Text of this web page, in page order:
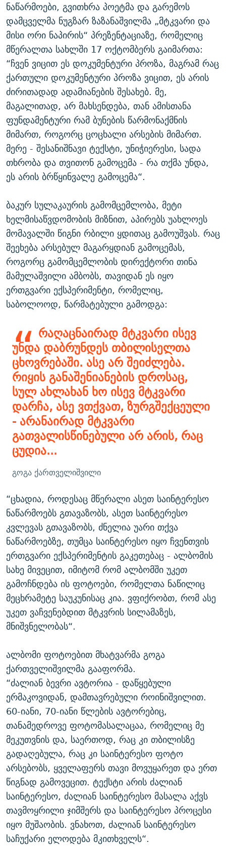
ნაწარმოები, გვითხრა პოეტმა და გარემოს
დამცველმა ნუგზარ ზაზანაშვილმა „მტკვარი და
მისი ორი ნაპირის“ პრეზენტაციაზე, რომელიც
მწერალთა სახლში 17 ოქტომბერს გაიმართა:
“ჩვენ ვიცით ეს დოკუმენტური პროზა, მაგრამ რაც
ქართული დოკუმენტური პროზა ვიცით, ეს არის
ძირითადად ადამიანების შესახებ. მე,
მაგალითად, არ მახსენდება, თან ამისთანა
ფუნდამენტური რამ ბუნების წარმონაქმნის
მიმართ, როგორც ცოცხალი არსების მიმართ.
მერე - შესანიშნავი ტექსტი, უნიჭიერესი, სადა
თხრობა და თვითონ გამოცემა - რა თქმა უნდა,
ეს არის ბრწყინვალე გამოცემა“.
ბაკურ სულაკაურის გამომცემლობა, მეტი
ხელმისაწვდომობის მიზნით, აპირებს უახლოეს
მომავალში წიგნი რბილი ყდითაც გამოუშვას. რაც
შეეხება არსებულ მაგარყდიან გამოცემას,
როგორც გამომცემლობის დირექტორი თინა
მამულაშვილი ამბობს, თავიდან ეს იყო
ერთგვარი ექსპერიმენტი, რომელიც,
საბოლოოდ, წარმატებული გამოდგა:
რაღაცნაირად მტკვარი ისევ
უნდა დაბრუნდეს თბილისელთა
ცხოვრებაში. ასე არ შეიძლება.
რიყის განაშენიანების დროსაც,
სულ ახლახან ხო ისევ მტკვარი
დარჩა, ასე ვთქვათ, ზურგშექცეული
- არანაირად მტკვარი
გათვალისწინებული არ არის, რაც
ცუდია...
გოგა ქართველიშვილი
“ცხადია, როდესაც მწერალი ასეთ საინტერესო
ნაწარმოებს გთავაზობს, ასეთ საინტერესო
კვლევას გთავაზობს, ძნელია უარი თქვა
ნაწარმოებზე, თუმცა საინტერესო იყო ჩვენთვის
ერთგვარი ექსპერიმენტის გაკეთებაც - ალბომის
სახე მივეცით, იმიტომ რომ ალბომში უკეთ
გამოჩნდება ის ფოტოები, რომელთა ნაწილიც
მეცხრამეტე საუკუნისაც კია. ვფიქრობთ, რომ ასე
უკეთ ვაჩვენებდით მტკვრის სილამაზეს,
მნიშვნელობას“.
ალბომი ფოტოებით მხატვარმა გოგა
ქართველიშვილმა გააფორმა.
“ძალიან ბევრი ავტორია - დაწყებული
ერმაკოვიდან, დამთავრებული როინიშვილით.
60-იანი, 70-იანი წლების ავტორებიც,
თანამედროვე ფოტომასალაცაა, რომელიც მე
მეკუთვნის და, საერთოდ, რაც კი თბილისზე
გადაღებულა, რაც კი საინტერესო ფოტო
არსებობს, ყველაფერს თავი მოვუყარეთ და ერთ
წიგნად გამოვეცით. ტექსტი არის ძალიან
საინტერესო, ძალიან საინტერესო მასალა აქვს
თავმოყრილი ჯიმშერს და საინტერესო პროცესი
იყო მუშაობის. ვნახოთ, ძალიან საინტერესო
საჩუქარი ელოდება მკითხველს“.